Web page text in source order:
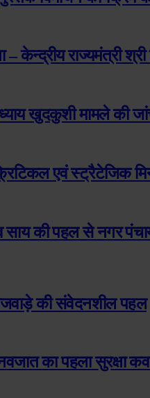
– केन्द्रीय राज्यमंत्री
खुदकुशी मामले की
एवं स्ट्रैटेजिक
साय की पहल से नगर
की संवेदनशील पहल
का पहला सुरक्षा